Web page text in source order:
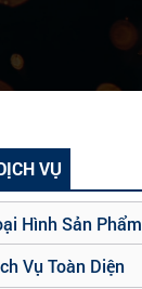
VỤ
Hình Sản Phẩm
Vụ Toàn Diện